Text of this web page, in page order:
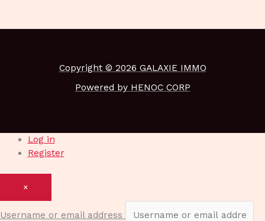
Copyright © 2026 GALAXIE IMMO
Powered by HENOC CORP
Log in
Register
×
Username or email address